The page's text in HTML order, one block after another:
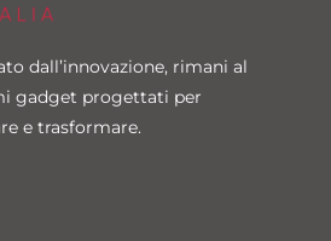
dall’innovazione, rimani al
gadget progettati per
e trasformare.